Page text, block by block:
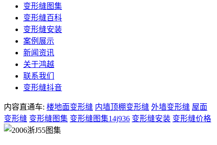
变形缝图集
变形缝百科
变形缝安装
案例展示
新闻资讯
关于鸿越
联系我们
变形缝抖音
内容直通车: 楼地面变形缝 内墙顶棚变形缝 外墙变形缝 屋面
变形缝 变形缝图集 变形缝图集14j936 变形缝安装 变形缝价格